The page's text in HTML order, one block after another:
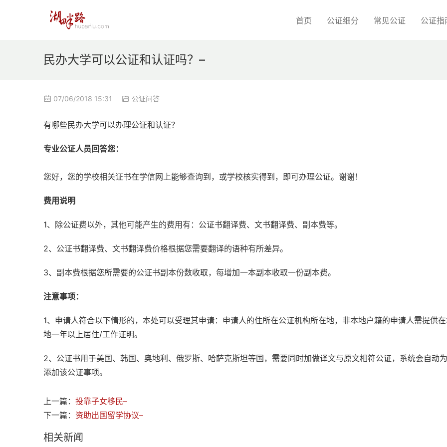
首页 公证细分 常见公证 公证指
民办大学可以公证和认证吗？–
07/06/2018 15:31 公证问答
有哪些民办大学可以办理公证和认证？
专业公证人员回答您：
您好，您的学校相关证书在学信网上能够查询到，或学校核实得到，即可办理公证。谢谢！
费用说明
1、除公证费以外，其他可能产生的费用有：公证书翻译费、文书翻译费、副本费等。
2、公证书翻译费、文书翻译费价格根据您需要翻译的语种有所差异。
3、副本费根据您所需要的公证书副本份数收取，每增加一本副本收取一份副本费。
注意事项：
1、申请人符合以下情形的，本处可以受理其申请：申请人的住所在公证机构所在地，非本地户籍的申请人需提供
地一年以上居住/工作证明。
2、公证书用于美国、韩国、奥地利、俄罗斯、哈萨克斯坦等国，需要同时加做译文与原文相符公证，系统会自动
添加该公证事项。
上一篇： 投靠子女移民–
下一篇： 资助出国留学协议–
相关新闻